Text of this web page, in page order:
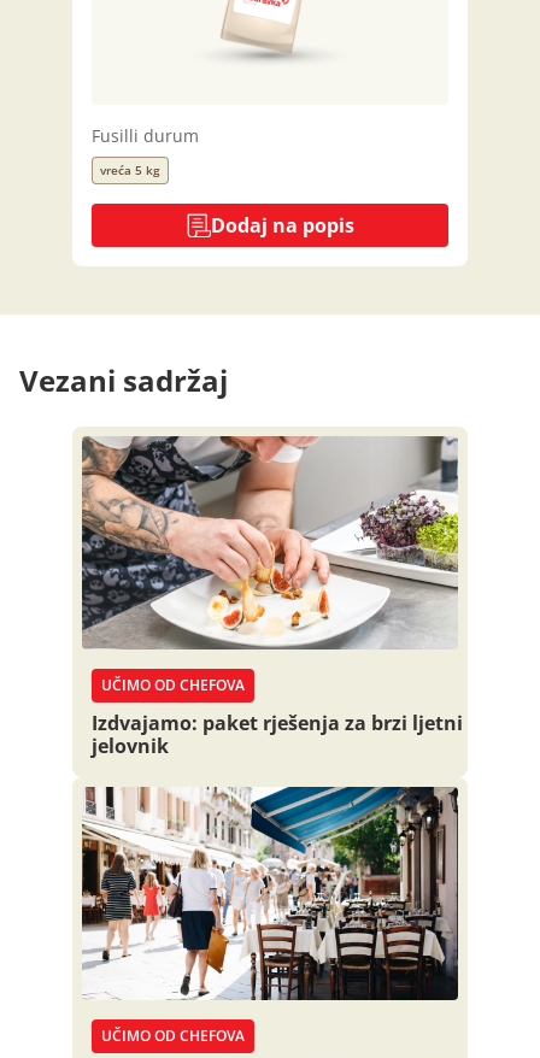
Fusilli durum
vreća 5 kg
Dodaj na popis
Vezani sadržaj
UČIMO OD CHEFOVA
Izdvajamo: paket rješenja za brzi ljetni
jelovnik
UČIMO OD CHEFOVA